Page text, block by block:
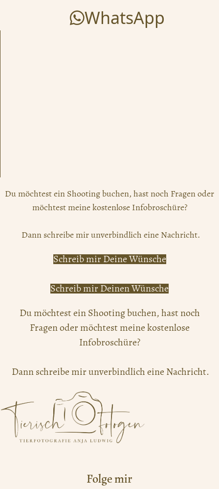
WhatsApp
Du möchtest ein Shooting buchen, hast noch Fragen oder
möchtest meine kostenlose Infobroschüre?
Dann schreibe mir unverbindlich eine Nachricht.
Schreib mir Deine Wünsche
Schreib mir Deinen Wünsche
Du möchtest ein Shooting buchen, hast noch
Fragen oder möchtest meine kostenlose
Infobroschüre?
Dann schreibe mir unverbindlich eine Nachricht.
Folge mir